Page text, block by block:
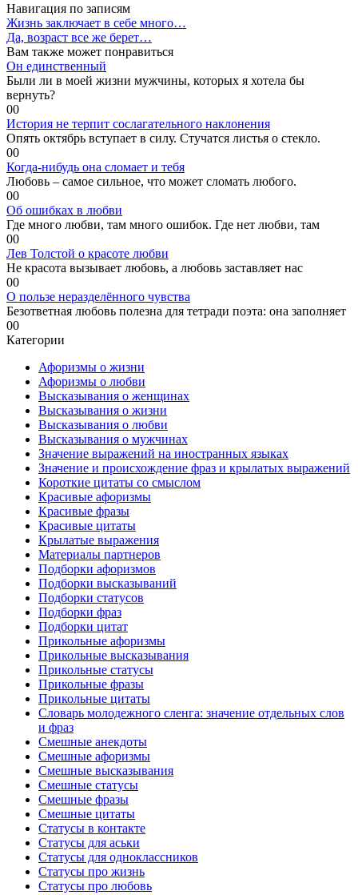
Навигация по записям
Жизнь заключает в себе много…
Да, возраст все же берет…
Вам также может понравиться
Он единственный
Были ли в моей жизни мужчины, которых я хотела бы
вернуть?
00
История не терпит сослагательного наклонения
Опять октябрь вступает в силу. Стучатся листья о стекло.
00
Когда-нибудь она сломает и тебя
Любовь – самое сильное, что может сломать любого.
00
Об ошибках в любви
Где много любви, там много ошибок. Где нет любви, там
00
Лев Толстой о красоте любви
Не красота вызывает любовь, а любовь заставляет нас
00
О пользе неразделённого чувства
Безответная любовь полезна для тетради поэта: она заполняет
00
Категории
Афоризмы о жизни
Афоризмы о любви
Высказывания о женщинах
Высказывания о жизни
Высказывания о любви
Высказывания о мужчинах
Значение выражений на иностранных языках
Значение и происхождение фраз и крылатых выражений
Короткие цитаты со смыслом
Красивые афоризмы
Красивые фразы
Красивые цитаты
Крылатые выражения
Материалы партнеров
Подборки афоризмов
Подборки высказываний
Подборки статусов
Подборки фраз
Подборки цитат
Прикольные афоризмы
Прикольные высказывания
Прикольные статусы
Прикольные фразы
Прикольные цитаты
Словарь молодежного сленга: значение отдельных слов
и фраз
Смешные анекдоты
Смешные афоризмы
Смешные высказывания
Смешные статусы
Смешные фразы
Смешные цитаты
Статусы в контакте
Статусы для аськи
Статусы для одноклассников
Статусы про жизнь
Статусы про любовь